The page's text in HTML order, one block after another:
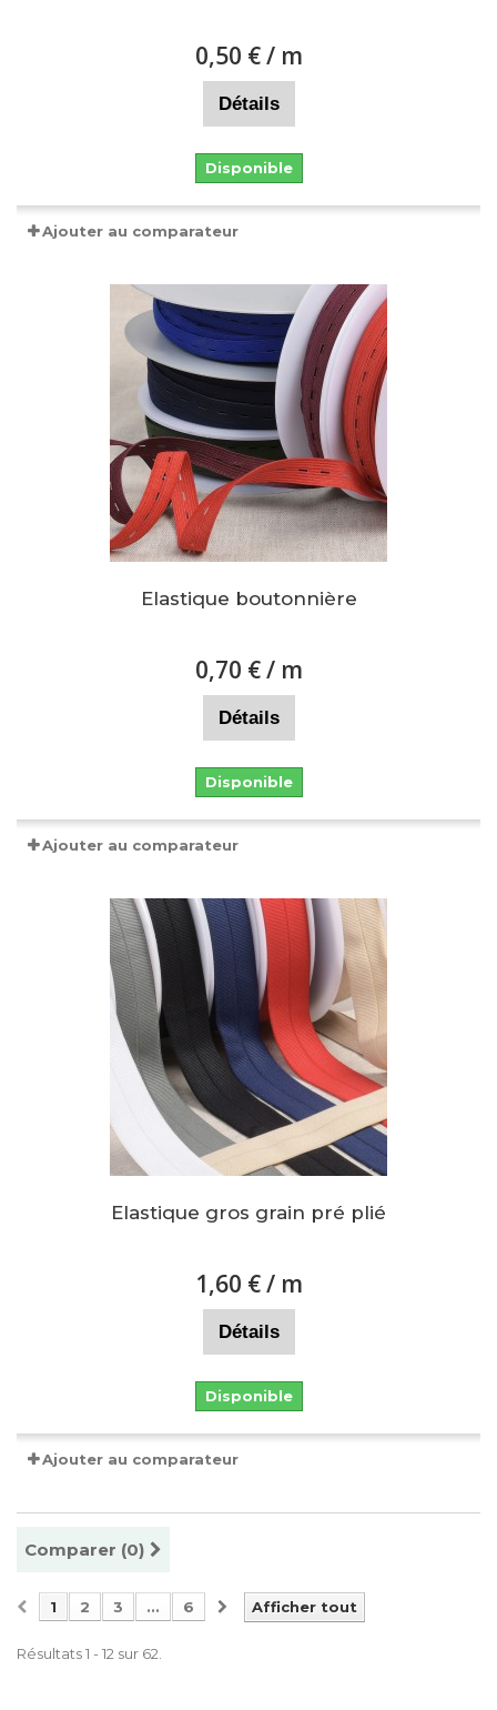
0,50 €/ m
Détails
Disponible
Ajouter au comparateur
Elastique boutonnière
0,70 €/ m
Détails
Disponible
Ajouter au comparateur
Elastique gros grain pré plié
1,60 €/ m
Détails
Disponible
Ajouter au comparateur
Comparer (0)
Afficher tout
1 2 3 ... 6
Résultats 1 - 12 sur 62.